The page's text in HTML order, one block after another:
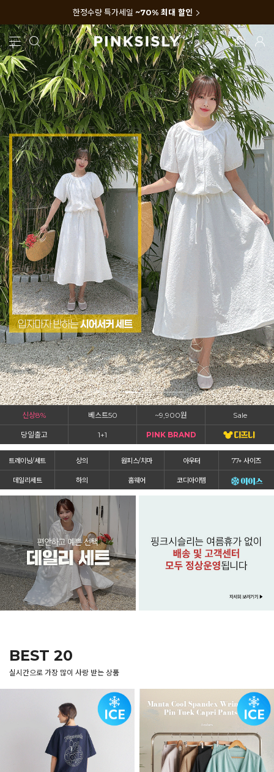
한정수량 특가세일 ~70% 최대 할인
신상8% 베스트50 ~9,900원 Sale
당일출고 1+1 PINK BRAND
트레이닝/세트 상의 원피스/치마 아우터 77+ 사이즈
데일리세트 하의 홈웨어 코디아이템
BEST 20
실시간으로 가장 많이 사랑 받는 상품